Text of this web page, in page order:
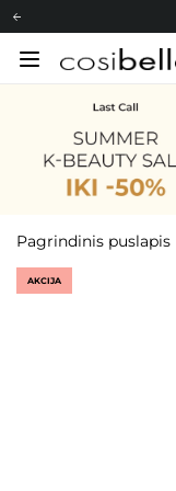
Pagrindinis puslapis
AKCIJA